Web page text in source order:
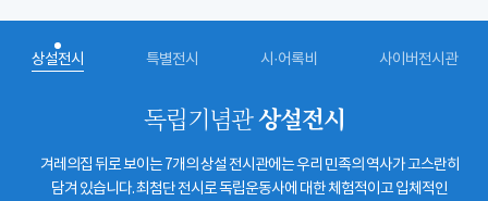
상설전시 특별전시 시·어록비 사이버전시관
독립기념관상설전시
겨레의집 뒤로 보이는 7개의 상설 전시관에는 우리 민족의 역사가 고스란히
담겨 있습니다. 최첨단 전시로 독립운동사에 대한 체험적이고 입체적인